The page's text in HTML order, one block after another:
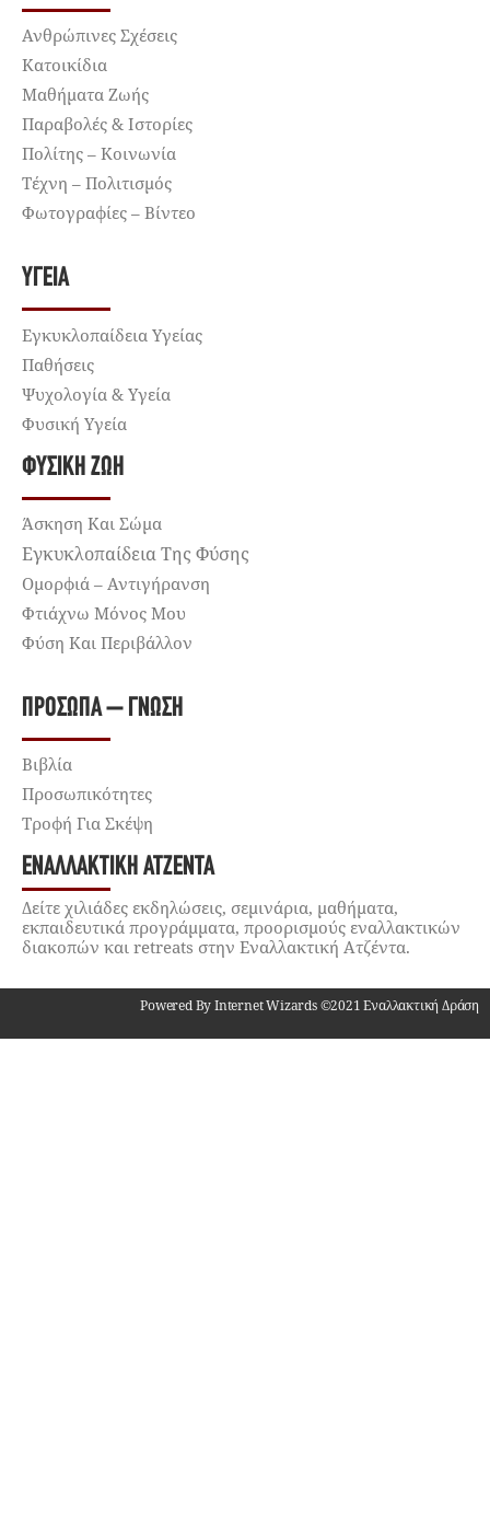
Ανθρώπινες Σχέσεις
Κατοικίδια
Μαθήματα Ζωής
Παραβολές & Ιστορίες
Πολίτης – Κοινωνία
Τέχνη – Πολιτισμός
Φωτογραφίες – Βίντεο
ΥΓΕΊΑ
Εγκυκλοπαίδεια Υγείας
Παθήσεις
Ψυχολογία & Υγεία
Φυσική Υγεία
ΦΥΣΙΚΉ ΖΩΉ
Άσκηση Και Σώμα
Εγκυκλοπαίδεια Της Φύσης
Ομορφιά – Αντιγήρανση
Φτιάχνω Μόνος Μου
Φύση Και Περιβάλλον
ΠΡΌΣΩΠΑ – ΓΝΏΣΗ
Βιβλία
Προσωπικότητες
Τροφή Για Σκέψη
ΕΝΑΛΛΑΚΤΙΚΉ ΑΤΖΈΝΤΑ
Δείτε χιλιάδες εκδηλώσεις, σεμινάρια, μαθήματα,
εκπαιδευτικά προγράμματα, προορισμούς εναλλακτικών
διακοπών και retreats στην Εναλλακτική Ατζέντα.
Powered By Internet Wizards ©2021 Εναλλακτική Δράση